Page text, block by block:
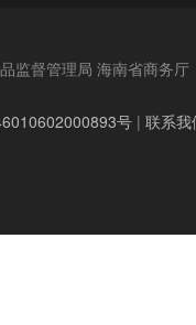
监督管理局 海南省商务厅
号 | 联系我